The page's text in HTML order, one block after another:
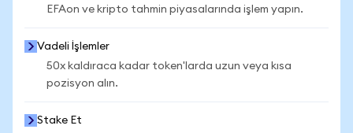
EFAon ve kripto tahmin piyasalarında işlem yapın.
Vadeli İşlemler
50x kaldıraca kadar token'larda uzun veya kısa
pozisyon alın.
Stake Et